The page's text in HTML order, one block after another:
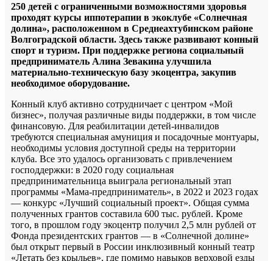
250 детей с ограниченными возможностями здоровья
проходят курсы иппотерапии в экоклубе «Солнечная
долина», расположенном в Среднеахтубинском районе
Волгоградской области. Здесь также развивают конный
спорт и туризм. При поддержке региона социальный
предприниматель Алина Зевакина улучшила
материально-техническую базу экоцентра, закупив
необходимое оборудование.
Конный клуб активно сотрудничает с центром «Мой
бизнес», получая различные виды поддержки, в том числе
финансовую. Для реабилитации детей-инвалидов
требуются специальная амуниция и посадочные монтуары,
необходимы условия доступной среды на территории
клуба. Все это удалось организовать с привлечением
господдержки: в 2020 году социальная
предпринимательница выиграла региональный этап
программы «Мама-предприниматель», в 2022 и 2023 годах
— конкурс «Лучший социальный проект». Общая сумма
полученных грантов составила 600 тыс. рублей. Кроме
того, в прошлом году экоцентр получил 2,5 млн рублей от
Фонда президентских грантов — в «Солнечной долине»
был открыт первый в России инклюзивный конный театр
«Летать без крыльев», где помимо навыков верховой езды